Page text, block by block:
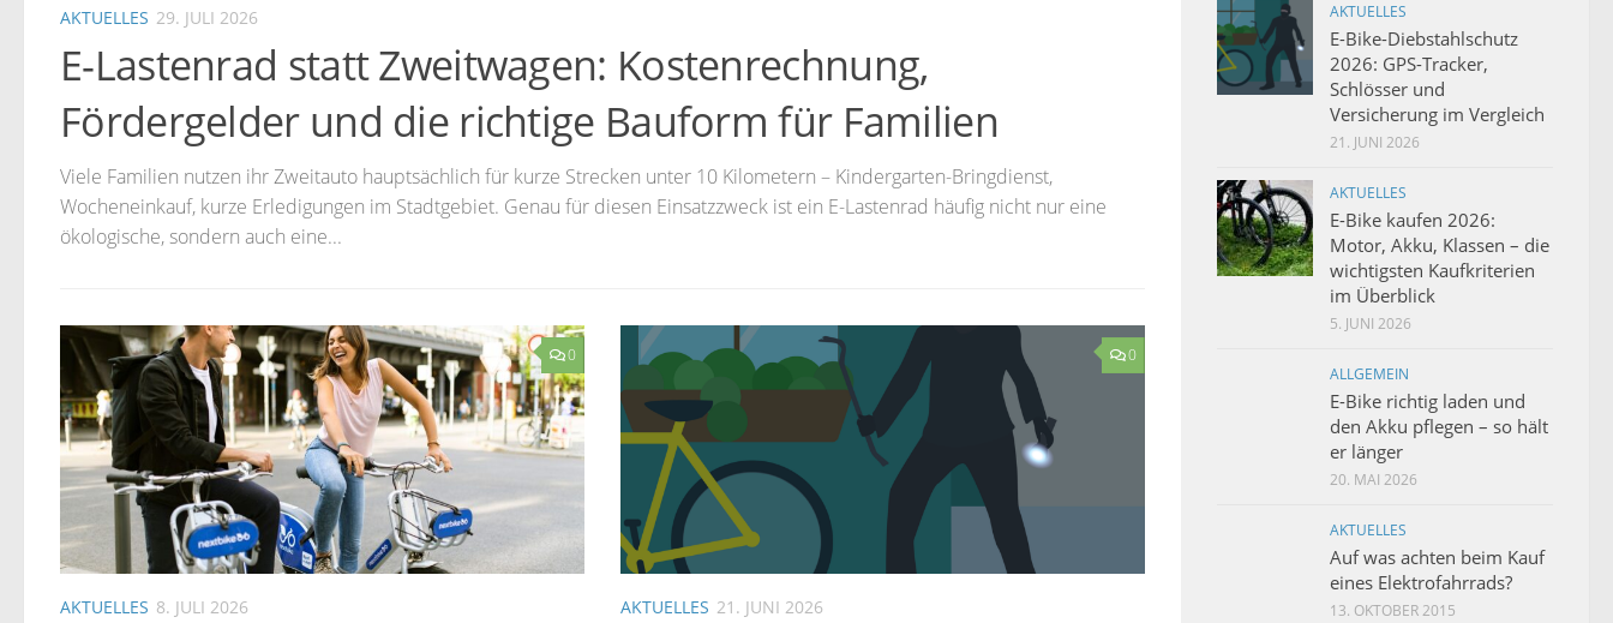
AKTUELLES 29. JULI 2026
E-Lastenrad statt Zweitwagen: Kostenrechnung,
Fördergelder und die richtige Bauform für Familien
Viele Familien nutzen ihr Zweitauto hauptsächlich für kurze Strecken unter 10 Kilometern – Kindergarten-Bringdienst,
Wocheneinkauf, kurze Erledigungen im Stadtgebiet. Genau für diesen Einsatzzweck ist ein E-Lastenrad häufig nicht nur eine
ökologische, sondern auch eine...
0
AKTUELLES 8. JULI 2026
0
AKTUELLES 21. JUNI 2026
AKTUELLES
E-Bike-Diebstahlschutz
2026: GPS-Tracker,
Schlösser und
Versicherung im Vergleich
21. JUNI 2026
AKTUELLES
E-Bike kaufen 2026:
Motor, Akku, Klassen – die
wichtigsten Kaufkriterien
im Überblick
5. JUNI 2026
ALLGEMEIN
E-Bike richtig laden und
den Akku pflegen – so hält
er länger
20. MAI 2026
AKTUELLES
Auf was achten beim Kauf
eines Elektrofahrrads?
13. OKTOBER 2015